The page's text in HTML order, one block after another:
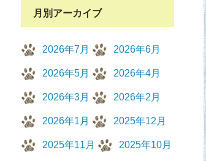
月別アーカイブ
2026年7月 2026年6月
2026年5月 2026年4月
2026年3月 2026年2月
2026年1月 2025年12月
2025年11月 2025年10月